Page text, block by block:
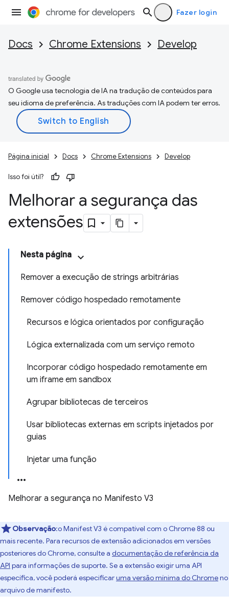
Fazer login
Docs Chrome Extensions Develop
O Google usa tecnologia de IA na tradução de conteúdos para
seu idioma de preferência. As traduções com IA podem ter erros.
Página inicial Docs Chrome Extensions Develop
Isso foi útil?
Melhorar a segurança das
extensões
Nesta página
Remover a execução de strings arbitrárias
Remover código hospedado remotamente
Recursos e lógica orientados por configuração
Lógica externalizada com um serviço remoto
Incorporar código hospedado remotamente em
um iframe em sandbox
Agrupar bibliotecas de terceiros
Usar bibliotecas externas em scripts injetados por
guias
Injetar uma função
Melhorar a segurança no Manifesto V3
Observação:o Manifest V3 é compatível com o Chrome 88 ou
mais recente. Para recursos de extensão adicionados em versões
posteriores do Chrome, consulte a documentação de referência da
API para informações de suporte. Se a extensão exigir uma API
específica, você poderá especificaruma versão mínima do Chromeno
arquivo de manifesto.